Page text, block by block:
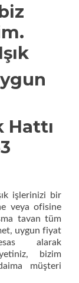
işlerinizi bir
veya ofisine
tavan tüm
uygun fiyat
alarak
bizim
müşteri